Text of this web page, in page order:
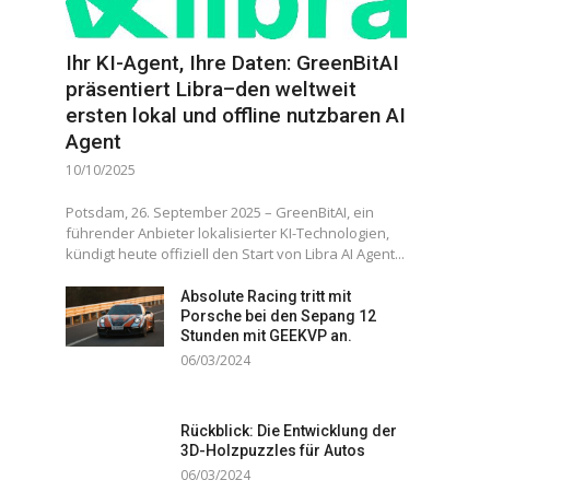
Ihr KI-Agent, Ihre Daten: GreenBitAI
präsentiert Libra–den weltweit
ersten lokal und offline nutzbaren AI
Agent
10/10/2025
Potsdam, 26. September 2025 – GreenBitAI, ein
führender Anbieter lokalisierter KI-Technologien,
kündigt heute offiziell den Start von Libra AI Agent...
Absolute Racing tritt mit
Porsche bei den Sepang 12
Stunden mit GEEKVP an.
06/03/2024
Rückblick: Die Entwicklung der
3D-Holzpuzzles für Autos
06/03/2024